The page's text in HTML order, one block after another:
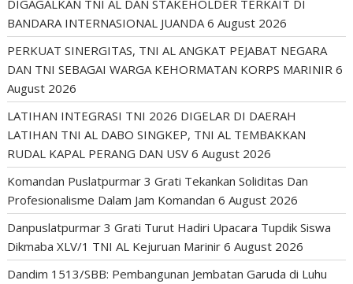
DIGAGALKAN TNI AL DAN STAKEHOLDER TERKAIT DI
BANDARA INTERNASIONAL JUANDA 6 August 2026
PERKUAT SINERGITAS, TNI AL ANGKAT PEJABAT NEGARA
DAN TNI SEBAGAI WARGA KEHORMATAN KORPS MARINIR 6
August 2026
LATIHAN INTEGRASI TNI 2026 DIGELAR DI DAERAH
LATIHAN TNI AL DABO SINGKEP, TNI AL TEMBAKKAN
RUDAL KAPAL PERANG DAN USV 6 August 2026
Komandan Puslatpurmar 3 Grati Tekankan Soliditas Dan
Profesionalisme Dalam Jam Komandan 6 August 2026
Danpuslatpurmar 3 Grati Turut Hadiri Upacara Tupdik Siswa
Dikmaba XLV/1 TNI AL Kejuruan Marinir 6 August 2026
Dandim 1513/SBB: Pembangunan Jembatan Garuda di Luhu